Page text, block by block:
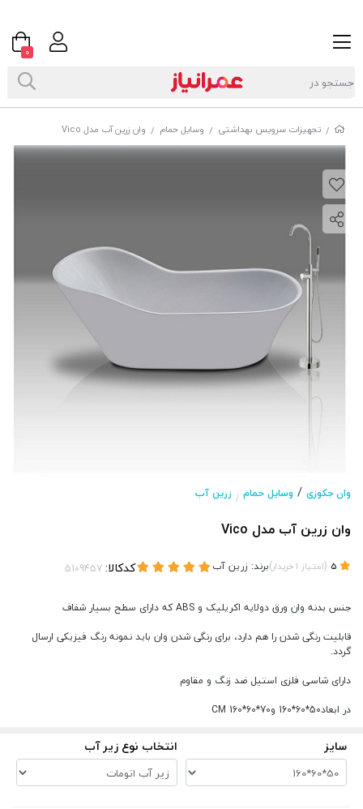
/ تجهیزات سرویس بهداشتی / وسایل حمام / وان زرین آب مدل Vico
وان جکوزی / وسایل حمام / زرین آب
وان زرین آب مدل Vico
(امتیاز 1خریدار)برند: زرین آب کدکالا:
جنس بدنه وان ورق دولایه اکریلیک و ABS که دارای سطح بسیار شفاف
قابلیت رنگی شدن را هم دارد، برای رنگی شدن وان باید نمونه رنگ فیزیکی ارسال
گردد.
دارای شاسی فلزی استیل ضد زنگ و مقاوم
در ابعاد50*60*160 و70*60*160 CM
سایز انتخاب نوع زیر آب
0